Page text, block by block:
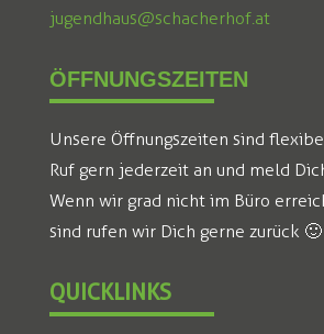
jugendhaus@schacherhof.at
ÖFFNUNGSZEITEN
Unsere Öffnungszeiten sind
Ruf gern jederzeit an und meld
Wenn wir grad nicht im Büro
sind rufen wir Dich gerne zurück 🙂
QUICKLINKS